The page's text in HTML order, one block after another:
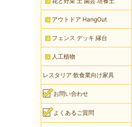
アウトドア HangOut
フェンス デッキ 縁台
人工植物
レスタリア 飲食業向け家具
お問い合わせ
よくあるご質問